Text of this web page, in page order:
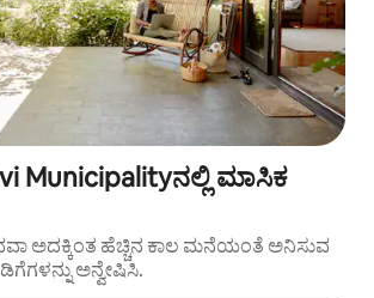
Municipalityನಲ್ಲಿ ಮಾಸಿಕ
ಅದಕ್ಕಿಂತ ಹೆಚ್ಚಿನ ಕಾಲ ಮನೆಯಂತೆ ಅನಿಸುವ
ಅನ್ವೇಷಿಸಿ.